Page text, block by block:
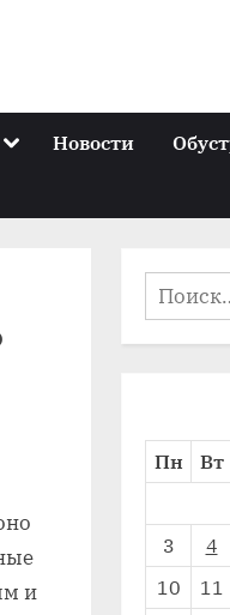
ToggleНовости
и
Найти:
Пн
Вт
3
4
10
11